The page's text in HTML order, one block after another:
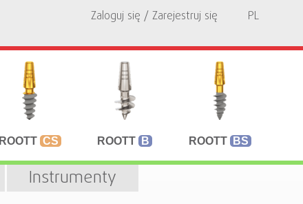
Zaloguj się / Zarejestruj się PL
ROOTT CS ROOTT B ROOTT BS
Instrumenty